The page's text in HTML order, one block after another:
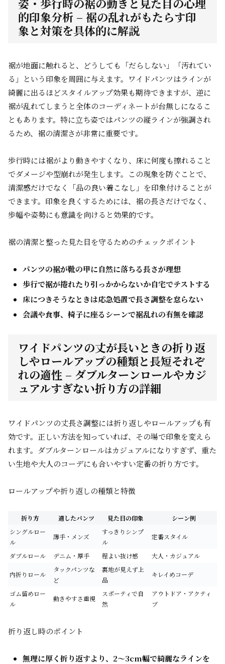
姿・歩行時の裾の動きと見た目の心理
的印象分析 – 裾の乱れがもたらす印
象と対策を具体的に解説
裾が地面に触れると、どうしても「だらしない」「汚れてい
る」という印象を周囲に与えます。ワイドパンツはラインが
綺麗に出るほどスタイルアップ効果も期待できますが、逆に
裾が乱れてしまうと全体のコーディネートが台無しになるこ
ともあります。特に立ち姿ではパンツの縦ラインが強調され
るため、裾の清潔さが非常に重要です。
歩行時には裾がより動きやすくなり、床に何度も擦れること
でダメージや型崩れが発生します。この現象を防ぐことで、
清潔感だけでなく「品の良い着こなし」を印象付けることが
できます。印象を良くするためには、裾の長さだけでなく、
歩幅や姿勢にも意識を向けると効果的です。
裾の清潔と整った見た目を守るためのチェックポイント
パンツの裾が靴の甲に自然に落ちる長さが理想
歩行で裾が捲れたり引っかからないか自宅でテストする
床につきそうなときは応急処置で長さ調整を怠らない
会議や食事、椅子に座るシーンで裾乱れの有無を確認
ワイドパンツの丈が長いときの折り返
しやロールアップの種類と長短それぞ
れの適性 – ダブルターンロールやカジ
ュアルすぎない折り方の詳細
ワイドパンツの丈長さ調整には折り返しやロールアップも有
効です。正しい方法を知っていれば、その場で印象を変えら
れます。ダブルターンロールはカジュアルになりすぎず、重た
い生地や大人のコーデにも合いやすい定番の折り方です。
ロールアップや折り返しの種類と特徴
折り方 適したパンツ 見た目の印象
シーン例
シングルロー
ル
薄手・メンズ
すっきりシンプ
ル
定番スタイル
ダブルロール デニム・厚手 程よい抜け感 大人・カジュアル
内折りロール
タックパンツな
ど
裏地が見えず上
品
キレイめコーデ
ゴム留めロー
ル
動きやすさ重視
スポーティで自
然
アウトドア・アクティ
ブ
折り返し時のポイント
無理に厚く折り返すより、2～3cm幅で綺麗なラインを